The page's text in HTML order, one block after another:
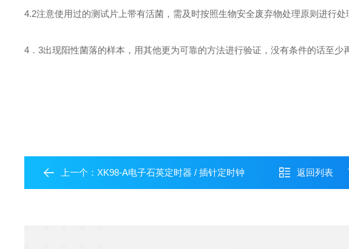
4.2注意使用过的测试片上带有活菌，需及时按照生物安全废弃物处理原则进行处
4．3出现阳性菌落的样本，用其他更为可靠的方法进行验证，没有条件的话至少
上一个： XK98-A电子石英定时器 / 插针定时钟 返回列表